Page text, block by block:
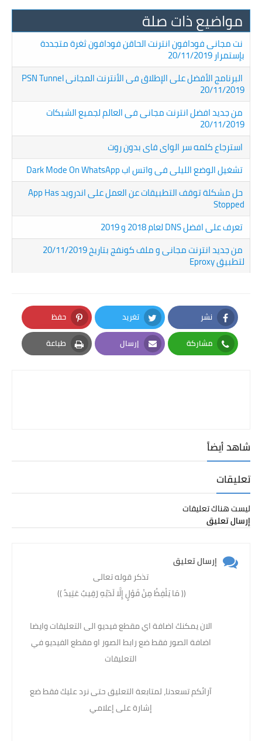
مواضيع ذات صلة
نت مجانى فودافون انترنت الحاقن فودافون ثغرة متجددة
بإستمرار 20/11/2019
البرنامج الأفضل على الإطلاق فى الأنترنت المجانى PSN Tunnel
20/11/2019
من جديد افضل انترنت مجانى فى العالم لجميع الشبكات
20/11/2019
استرجاع كلمه سر الواى فاى بدون روت
تشغيل الوضع الليلى فى واتس اب Dark Mode On WhatsApp
حل مشكلة توقف التطبيقات عن العمل على اندرويد App Has
Stopped
تعرف على افضل DNS لعام 2018 و 2019
من جديد انترنت مجانى و ملف كونفج بتاريخ 20/11/2019
لتطبيق Eproxy
نشر
Facebook
تغريد
Twitter
حفظ
Pinterest
مشاركة
Whatsapp
إرسال
Email
طباعة
Print
شاهد أيضاً
تعليقات
ليست هناك تعليقات
إرسال تعليق
إرسال تعليق
تذكر قوله تعالى
(( مَا يَلْفِظُ مِنْ قَوْلٍ إِلَّا لَدَيْهِ رَقِيبٌ عَتِيدٌ )) ‏
الان يمكنك اضافة اي مقطع فيديو الى التعليقات وايضا
اضافة الصور فقط ضع رابط الصور او مقطع الفيديو في
التعليقات
آرائكم تسعدنا، لمتابعة التعليق حتى نرد عليك فقط ضع
إشارة على إعلامي